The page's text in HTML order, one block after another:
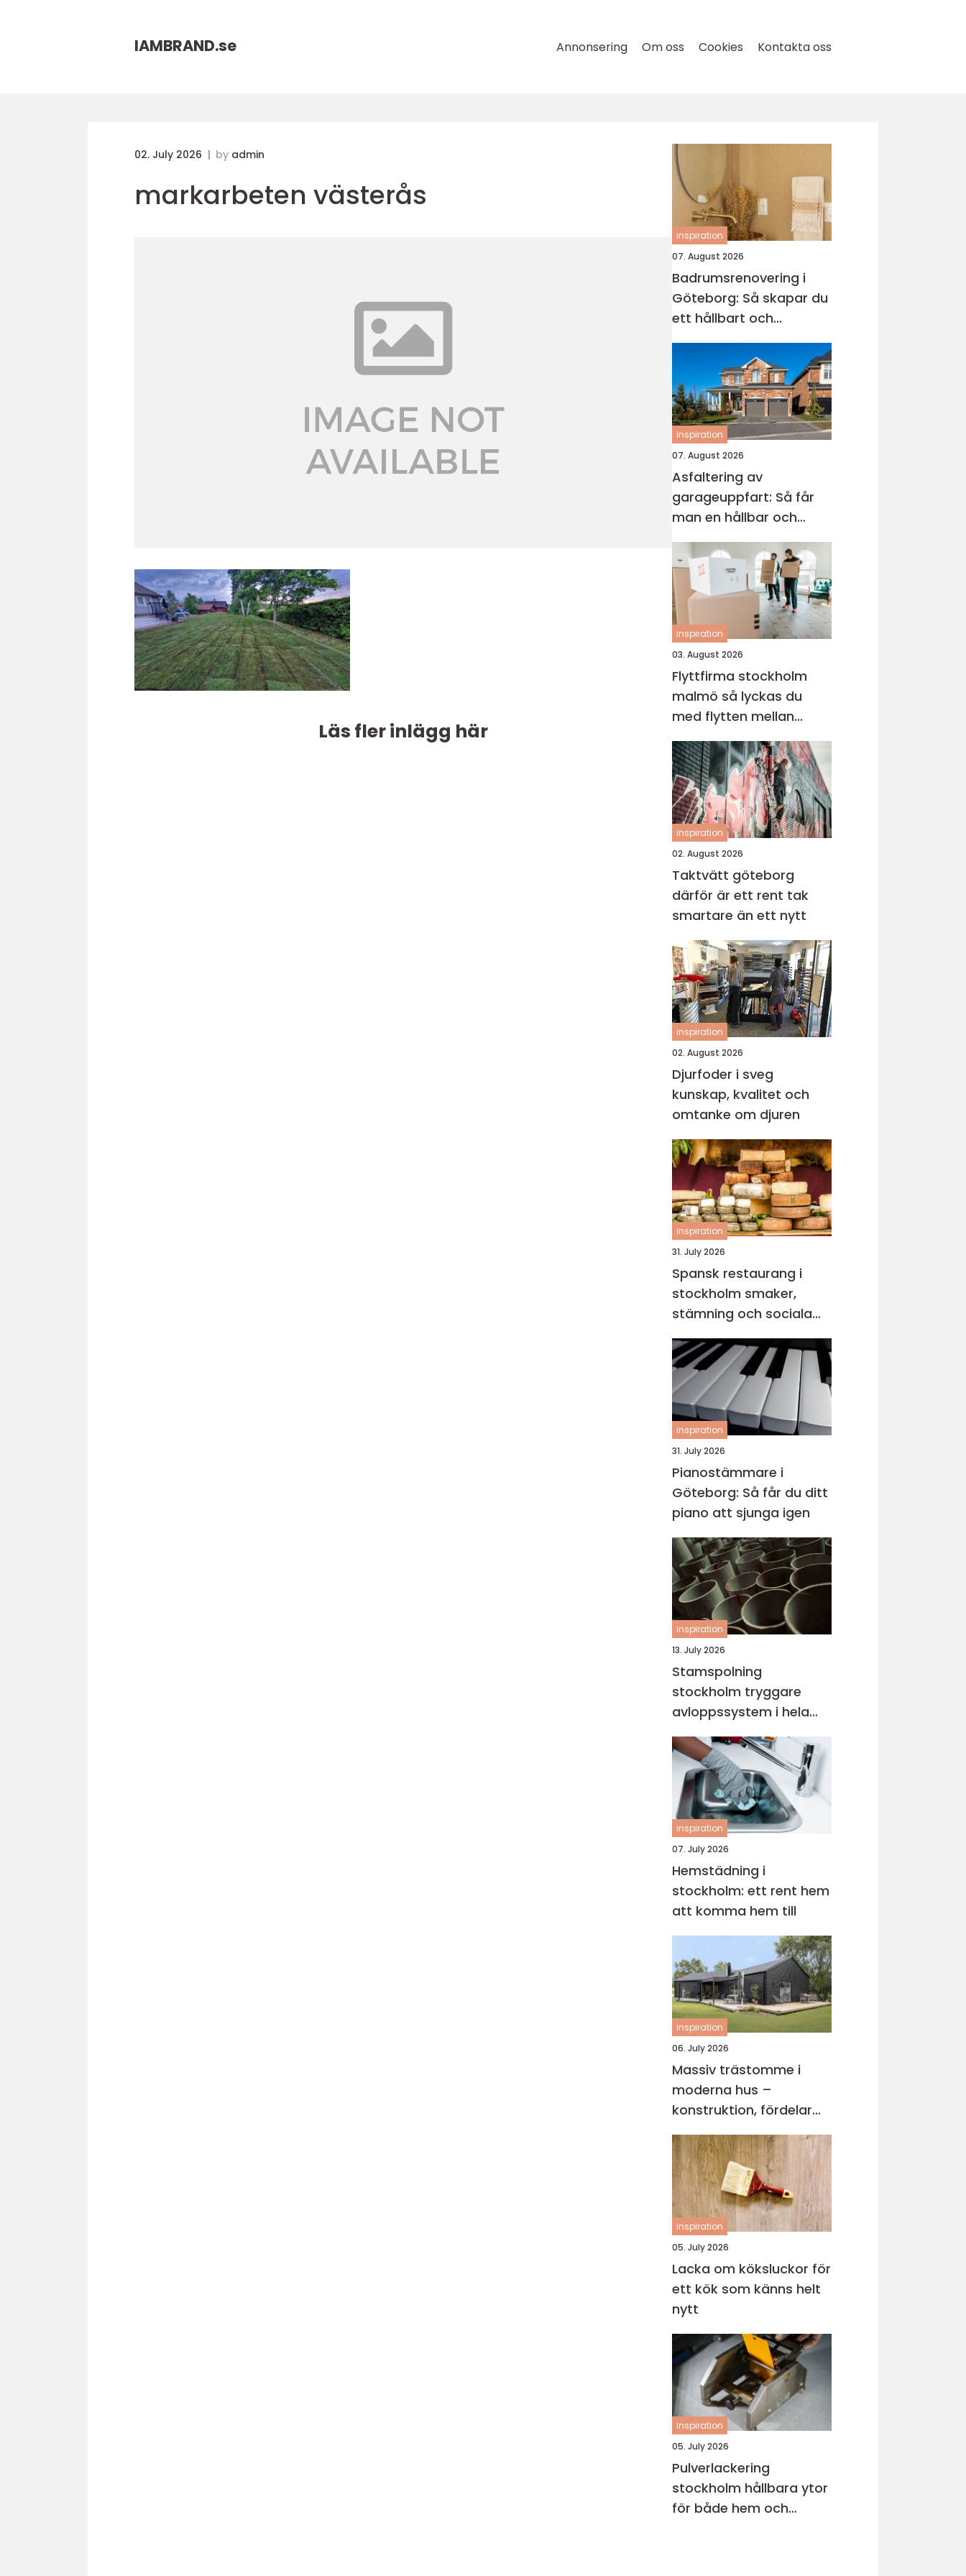
IAMBRAND.se Annonsering Om oss Cookies Kontakta oss
02. July 2026 by admin
markarbeten västerås
Läs fler inlägg här
inspiration
07. August 2026
Badrumsrenovering i
Göteborg: Så skapar du
ett hållbart och
modernt badrum
inspiration
07. August 2026
Asfaltering av
garageuppfart: Så får
man en hållbar och
snygg infart
inspiration
03. August 2026
Flyttfirma stockholm
malmö så lyckas du
med flytten mellan
sveriges storstäder
inspiration
02. August 2026
Taktvätt göteborg
därför är ett rent tak
smartare än ett nytt
inspiration
02. August 2026
Djurfoder i sveg
kunskap, kvalitet och
omtanke om djuren
inspiration
31. July 2026
Spansk restaurang i
stockholm smaker,
stämning och sociala
middagar
inspiration
31. July 2026
Pianostämmare i
Göteborg: Så får du ditt
piano att sjunga igen
inspiration
13. July 2026
Stamspolning
stockholm tryggare
avloppssystem i hela
fastigheten
inspiration
07. July 2026
Hemstädning i
stockholm: ett rent hem
att komma hem till
inspiration
06. July 2026
Massiv trästomme i
moderna hus –
konstruktion, fördelar
och arkitektur för
hållbart byggande
inspiration
05. July 2026
Lacka om köksluckor för
ett kök som känns helt
nytt
inspiration
05. July 2026
Pulverlackering
stockholm hållbara ytor
för både hem och